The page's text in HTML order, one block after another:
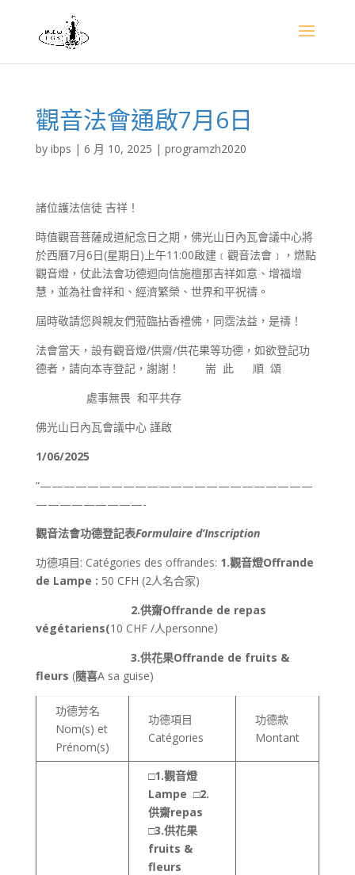
觀音法會通啟7月6日
by ibps | 6 月 10, 2025 | programzh2020
諸位護法信徒 吉祥！
時值觀音菩薩成道紀念日之期，佛光山日內瓦會議中心將
於西曆7月6日(星期日)上午11:00啟建﹝觀音法會﹞，燃點
觀音燈，仗此法會功德迴向信施檀那吉祥如意、增福增
慧，並為社會祥和、經濟繁榮、世界和平祝禱。
屆時敬請您與親友們蒞臨拈香禮佛，同霑法益，是禱！
法會當天，設有觀音燈/供齋/供花果等功德，如欲登記功
德者，請向本寺登記，謝謝！ 耑 此 順 頌
處事無畏 和平共存
佛光山日內瓦會議中心 謹啟
1/06/2025
“———————————————————————
—————————-
觀音法會功德登記表Formulaire d’Inscription
功德項目: Catégories des offrandes: 1.觀音燈Offrande
de Lampe : 50 CFH (2人名合家)
2.供齋Offrande de repas
végétariens(10 CHF /人personne）
3.供花果Offrande de fruits &
fleurs (隨喜A sa guise)
功德芳名
Nom(s) et
Prénom(s)
功德項目
Catégories
功德款
Montant
□1.觀音燈
Lampe □2.
供齋repas
□3.供花果
fruits &
fleurs